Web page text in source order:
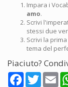
Impara i
amo.
Scrivi
stessi due
Scrivi la
tema del
Piaciuto?
FacebookTwitter